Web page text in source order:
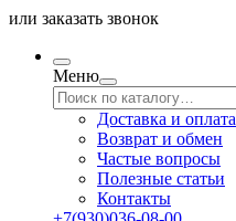
или заказать звонок
Меню
Доставка и оплата
Возврат и обмен
Частые вопросы
Полезные статьи
Контакты